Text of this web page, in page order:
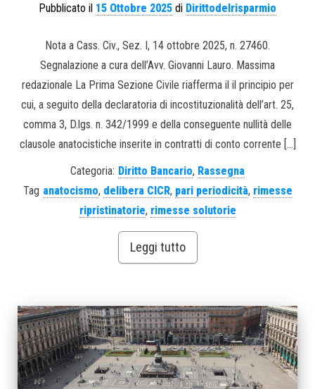
Pubblicato il 15 Ottobre 2025 di Dirittodelrisparmio
Nota a Cass. Civ., Sez. I, 14 ottobre 2025, n. 27460.
Segnalazione a cura dell’Avv. Giovanni Lauro. Massima
redazionale La Prima Sezione Civile riafferma il il principio per
cui, a seguito della declaratoria di incostituzionalità dell’art. 25,
comma 3, D.lgs. n. 342/1999 e della conseguente nullità delle
clausole anatocistiche inserite in contratti di conto corrente […]
Categoria: Diritto Bancario, Rassegna
Tag anatocismo, delibera CICR, pari periodicità, rimesse
ripristinatorie, rimesse solutorie
Leggi tutto